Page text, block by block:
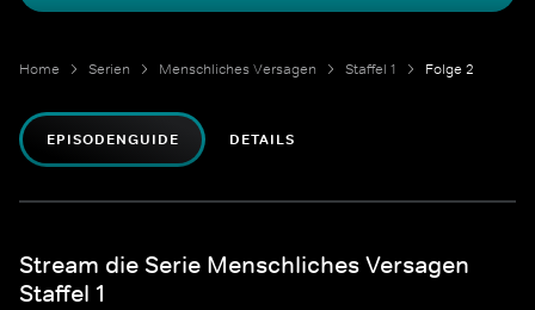
Home Serien Menschliches Versagen Staffel 1 Folge 2
EPISODENGUIDE DETAILS
Stream die Serie Menschliches Versagen
Staffel 1